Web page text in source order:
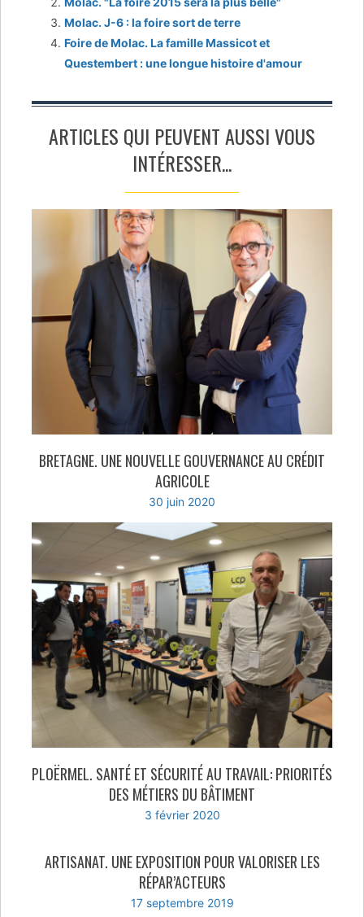
Molac. J-6 : la foire sort de terre
Foire de Molac. La famille Massicot et
Questembert : une longue histoire d'amour
ARTICLES QUI PEUVENT AUSSI VOUS
INTÉRESSER...
BRETAGNE. UNE NOUVELLE GOUVERNANCE AU CRÉDIT
AGRICOLE
30 juin 2020
PLOËRMEL. SANTÉ ET SÉCURITÉ AU TRAVAIL: PRIORITÉS
DES MÉTIERS DU BÂTIMENT
3 février 2020
ARTISANAT. UNE EXPOSITION POUR VALORISER LES
RÉPAR’ACTEURS
17 septembre 2019